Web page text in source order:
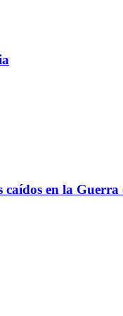
en la